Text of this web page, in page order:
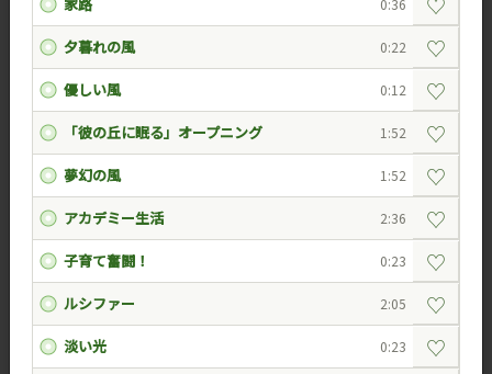
0:36
夕暮れの風 0:22 ♡
優しい風 0:12 ♡
「彼の丘に眠る」オープニング 1:52 ♡
夢幻の風 1:52 ♡
アカデミー生活 2:36 ♡
子育て奮闘！ 0:23 ♡
ルシファー 2:05 ♡
淡い光 0:23 ♡